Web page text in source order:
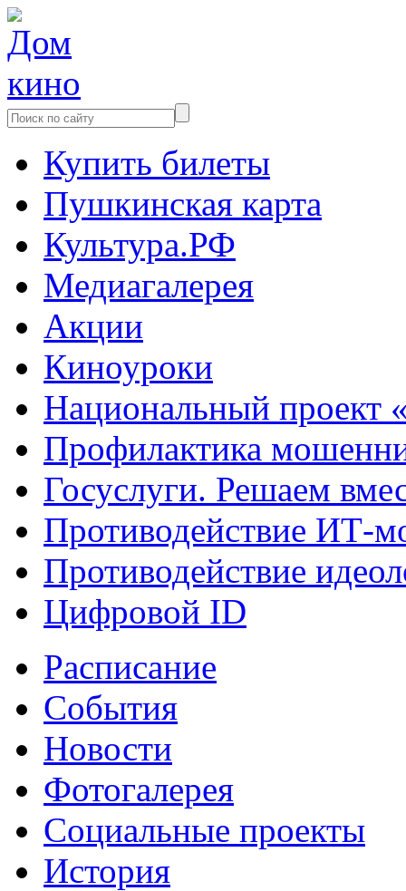
Купить билеты
Пушкинская карта
Культура.РФ
Медиагалерея
Акции
Киноуроки
Национальный проект
Профилактика
Госуслуги. Решаем
Противодействие ИТ-
Противодействие
Цифровой ID
Расписание
События
Новости
Фотогалерея
Социальные проекты
История